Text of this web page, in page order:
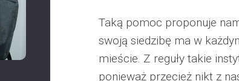
Taką pomoc proponuje
swoją siedzibę ma w
mieście. Z reguły takie
ponieważ przecież nikt z